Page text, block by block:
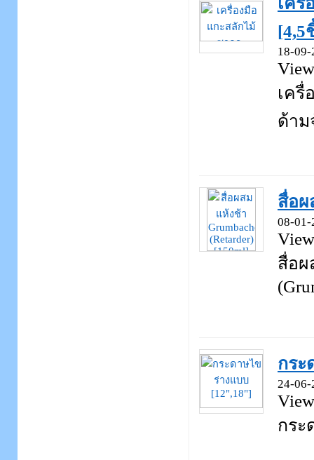
[4,5
18-09-
เครื่
ด้าม
สื่อผ
08-01-
สื่อผ
กระ
24-06-
กระ